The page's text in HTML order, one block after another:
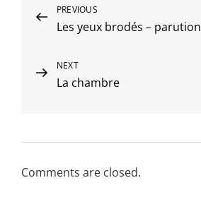
Navigation
de
l’article
Previous
Post
PREVIOUS
Les yeux brodés – parution
Next
Post
NEXT
La chambre
Comments are closed.